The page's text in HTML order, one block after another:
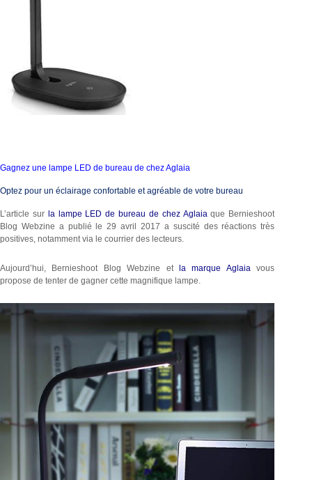
Gagnez une lampe LED de bureau de chez Aglaia
Optez pour un éclairage confortable et agréable de votre bureau
L’article sur la lampe LED de bureau de chez Aglaiaque Bernieshoot
Blog Webzine a publié le 29 avril 2017 a suscité des réactions très
positives, notamment via le courrier des lecteurs.
Aujourd’hui, Bernieshoot Blog Webzine etla marque Aglaiavous
propose de tenter de gagner cette magnifique lampe.